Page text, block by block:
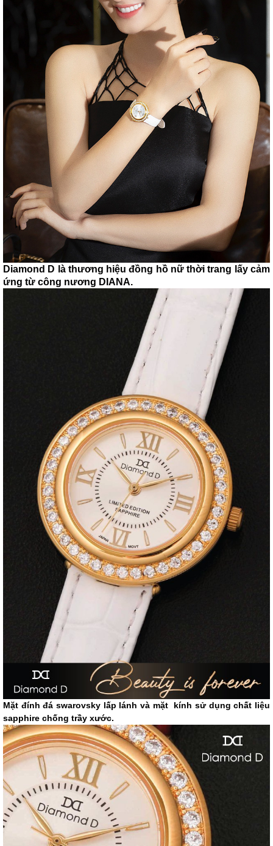
Diamond D là thương hiệu đồng hồ nữ thời trang lấy cảm
ứng từ công nương DIANA.
Mặt đính đá swarovsky lấp lánh và mặt ​ kính sử dụng chất liệu
sapphire chống trầy xước.